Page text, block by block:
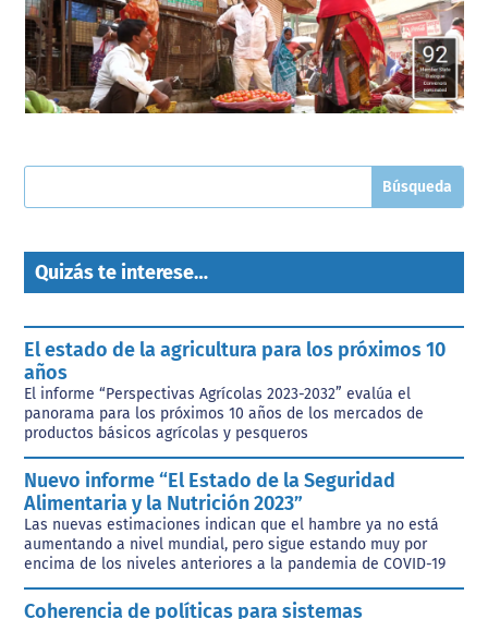
Quizás te interese…
El estado de la agricultura para los próximos 10
años
El informe “Perspectivas Agrícolas 2023-2032” evalúa el
panorama para los próximos 10 años de los mercados de
productos básicos agrícolas y pesqueros
Nuevo informe “El Estado de la Seguridad
Alimentaria y la Nutrición 2023”
Las nuevas estimaciones indican que el hambre ya no está
aumentando a nivel mundial, pero sigue estando muy por
encima de los niveles anteriores a la pandemia de COVID-19
Coherencia de políticas para sistemas